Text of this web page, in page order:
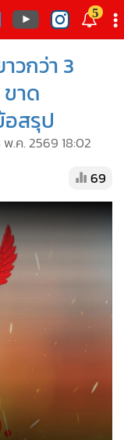
5
วกว่า 3
าด
สรุป
พ.ค. 2569 18:02
69